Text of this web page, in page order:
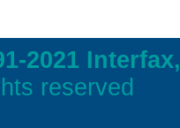
2021
reserved